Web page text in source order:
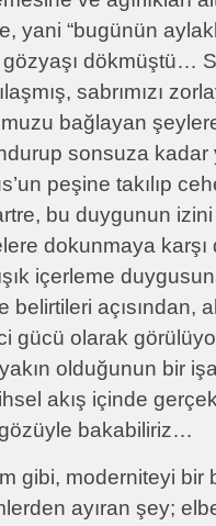
yani “bugünün
gözyaşı dökmüştü…
sabrımızı
bağlayan
sonsuza
peşine takılıp
bu duygunun
dokunmaya
içerleme
açısından,
gücü olarak
olduğunun bir
akış içinde
bakabiliriz…
gibi, moderniteyi bir
ayıran şey;